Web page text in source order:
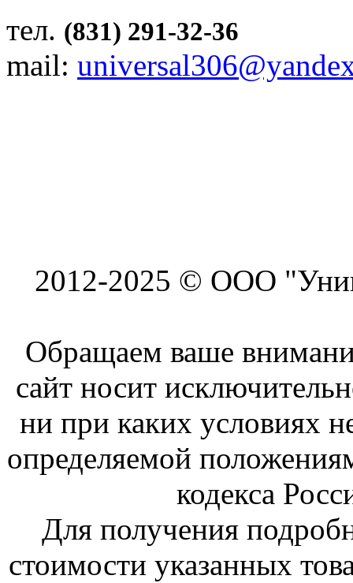
тел. (831) 291-32-36
mail:
2012-2025 © ООО
Обращаем ваше
сайт носит
ни при каких условиях
определяемой
кодекса
Для получения
стоимости указанных